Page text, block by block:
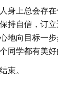
身上总会存
持自信，订
地向目标一
同学都有美好
束。